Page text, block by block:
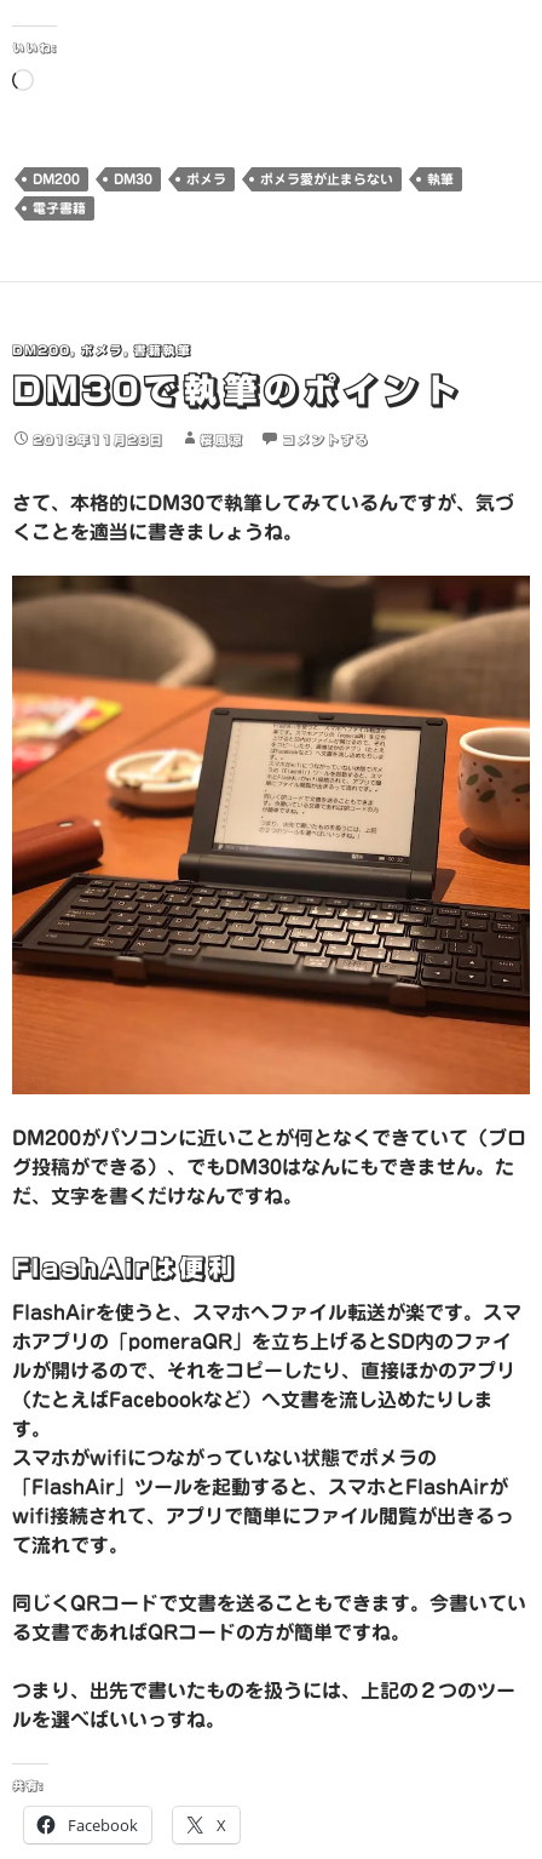
いいね:
読
み
中…
DM200 DM30 ポメラ ポメラ愛が止まらない 執筆
電子書籍
DM200, ポメラ, 書籍執筆
DM30で執筆のポイント
2018年11月28日 桜風涼 コメントする
さて、本格的にDM30で執筆してみているんですが、気づ
くことを適当に書きましょうね。
DM200がパソコンに近いことが何となくできていて（ブロ
グ投稿ができる）、でもDM30はなんにもできません。た
だ、文字を書くだけなんですね。
FlashAirは便利
FlashAirを使うと、スマホへファイル転送が楽です。スマ
ホアプリの「pomeraQR」を立ち上げるとSD内のファイ
ルが開けるので、それをコピーしたり、直接ほかのアプリ
（たとえばFacebookなど）へ文書を流し込めたりしま
す。
スマホがwifiにつながっていない状態でポメラの
「FlashAir」ツールを起動すると、スマホとFlashAirが
wifi接続されて、アプリで簡単にファイル閲覧が出きるっ
て流れです。
同じくQRコードで文書を送ることもできます。今書いてい
る文書であればQRコードの方が簡単ですね。
つまり、出先で書いたものを扱うには、上記の２つのツー
ルを選べばいいっすね。
共有:
Facebook X